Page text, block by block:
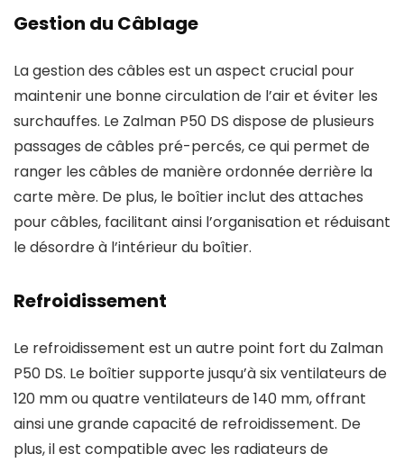
Gestion du Câblage
La gestion des câbles est un aspect crucial pour
maintenir une bonne circulation de l’air et éviter les
surchauffes. Le Zalman P50 DS dispose de plusieurs
passages de câbles pré-percés, ce qui permet de
ranger les câbles de manière ordonnée derrière la
carte mère. De plus, le boîtier inclut des attaches
pour câbles, facilitant ainsi l’organisation et réduisant
le désordre à l’intérieur du boîtier.
Refroidissement
Le refroidissement est un autre point fort du Zalman
P50 DS. Le boîtier supporte jusqu’à six ventilateurs de
120 mm ou quatre ventilateurs de 140 mm, offrant
ainsi une grande capacité de refroidissement. De
plus, il est compatible avec les radiateurs de